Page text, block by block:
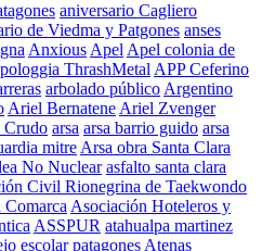
aniversario Cagliero
de Viedma y Patgones anses
Anxious Apel Apel colonia de
ThrashMetal APP Ceferino
arbolado público Argentino
Ariel Bernatene Ariel Zvenger
Crudo arsa arsa barrio guido arsa
mitre Arsa obra Santa Clara
No Nuclear asfalto santa clara
Civil Rionegrina de Taekwondo
Comarca Asociación Hoteleros y
ASSPUR atahualpa martinez
escolar patagones Atenas